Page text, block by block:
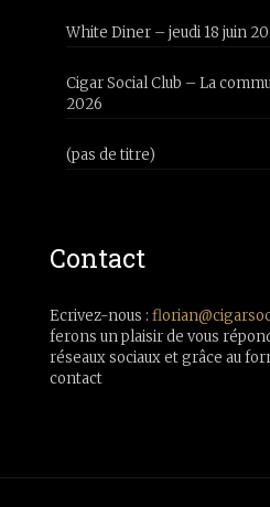
White Diner – jeudi 18 juin
Cigar Social Club – La
2026
(pas de titre)
Contact
Ecrivez-nous :
ferons un plaisir de vous
réseaux sociaux et grâce au
contact